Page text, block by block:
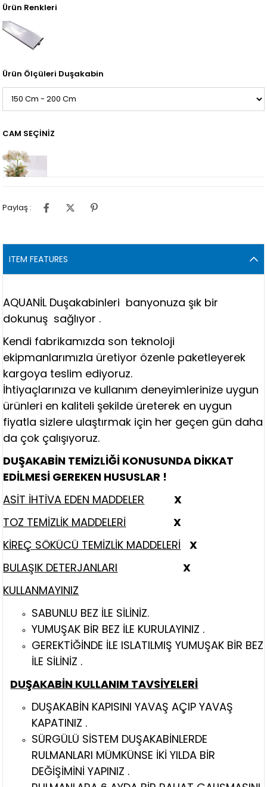
Ürün Renkleri
Ürün Ölçüleri Duşakabin
CAM SEÇİNİZ
Paylaş :
ITEM FEATURES
AQUANİL Duşakabinleri banyonuza şık bir
dokunuş sağlıyor .
Kendi fabrikamızda son teknoloji
ekipmanlarımızla üretiyor özenle paketleyerek
kargoya teslim ediyoruz.
İhtiyaçlarınıza ve kullanım deneyimlerinize uygun
ürünleri en kaliteli şekilde üreterek en uygun
fiyatla sizlere ulaştırmak için her geçen gün daha
da çok çalışıyoruz.
DUŞAKABİN TEMİZLİĞİ KONUSUNDA DİKKAT
EDİLMESİ GEREKEN HUSUSLAR !
ASİT İHTİVA EDEN MADDELER
X
TOZ TEMİZLİK MADDELERİ
X
KİREÇ SÖKÜCÜ TEMİZLİK MADDELERİ
X
BULAŞIK DETERJANLARI
X
KULLANMAYINIZ
SABUNLU BEZ İLE SİLİNİZ.
YUMUŞAK BİR BEZ İLE KURULAYINIZ .
GEREKTİĞİNDE İLE ISLATILMIŞ YUMUŞAK BİR BEZ
İLE SİLİNİZ .
DUŞAKABİN KULLANIM TAVSİYELERİ
DUŞAKABİN KAPISINI YAVAŞ AÇIP YAVAŞ
KAPATINIZ .
SÜRGÜLÜ SİSTEM DUŞAKABİNLERDE
RULMANLARI MÜMKÜNSE İKİ YILDA BİR
DEĞİŞİMİNİ YAPINIZ .